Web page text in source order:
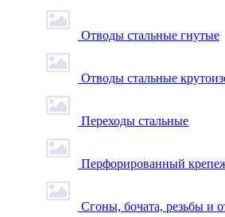
Отводы стальные гнутые
Отводы стальные
Переходы стальные
Перфорированный
Сгоны, бочата, резьбы и